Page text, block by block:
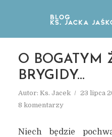
O BOGATYM
BRYGIDY…
Autor: Ks. Jacek 23 lipca
8 komentarzy
Niech będzie